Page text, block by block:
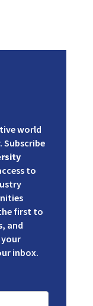
world
to
first to
and
your
inbox.